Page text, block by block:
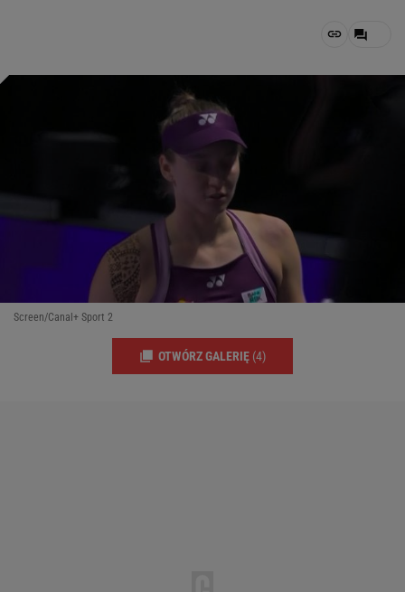
Screen/Canal+ Sport 2
OTWÓRZ GALERIĘ (4)